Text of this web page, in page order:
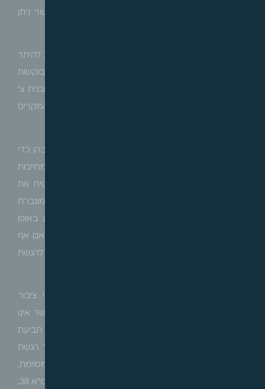
וקבעה כי בקשת ההיתר תואמת להוראות תכנית צ' אשר ניתן
כך עולה, כי בית המשפט וכן ועדות ערר, קבעו כי בקשות להיתר
בניה הכוללות היקף בניה משמעותי בשטחי ציבור, המבוקשות
מכח תכנית החלה על כל שטחי הציבור בעיר (כדוגמת תכנית צ'
בתל אביב), אינן נדרשות להליך תכנוני נוסף, ובמרבית המקרים
לעמדתנו, החשיבות והמהות של אותן תכניות, אשר יש בהן כדי
לשנות באופן דרמטי את המציאות התכנונית בעיר, מחייבות
חשיבה מעמיקה להסדרה בחקיקה של מנגנון אשר יבטיח את
מעורבות הציבור בהליך התכנוני, ולהטיל חובת פרסום מוגברת
על מוסד התכנון והעיריה בכדי ששיתוף הציבור יתבצע באופן
הראוי ביותר, ויאפשר לציבור לכלכל את צעדיו, כשבהתאם אף
נדרש להאריך ולהרחיב לתכניות מסוג זה את המועדים להגשת
בנוסף, ועקב הפגיעה הרבה הטמונה בתכניות לשטחי ציבור
החלות על כל העיר, ונוכח חוסר הידיעה של הציבור אשר אינו
חשוף לתכנית כראוי, מתבקש אף כי המועד להגשת תביעת
פיצויים מכוחן של אותן תכניות, יחל להימנות החל ממועד הגשת
הבקשה להיתר אשר הופכת את הפגיעה לקונקרטית ומסוימת,
זאת בדומה לפגיעה הנגרמת מאישור בקשת היתר לפי תמ"א 38,